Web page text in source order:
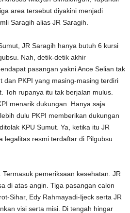
area tersebut diyakini menjadi
Saragih alias JR Saragih.
JR Saragih hanya butuh 6 kursi
Nah, detik-detik akhir
pasangan yakni Ance Selian tak
dan PKPI yang masing-masing terdiri
Toh rupanya itu tak berjalan mulus.
menarik dukungan. Hanya saja
dulu PKPI memberikan dukungan
KPU Sumut. Ya, ketika itu JR
legalitas resmi terdaftar di Pilgubsu
pemeriksaan kesehatan. JR
di atas angin. Tiga pasangan calon
Sihar, Edy Rahmayadi-Ijeck serta JR
visi serta misi. Di tengah hingar